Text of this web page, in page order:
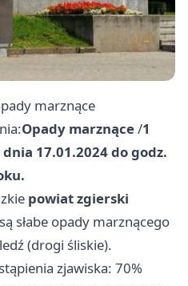
marznące
Opady marznące/1
17.01.2024 do godz.
powiat zgierski
słabe opady marznącego
(drogi śliskie).
zjawiska: 70%